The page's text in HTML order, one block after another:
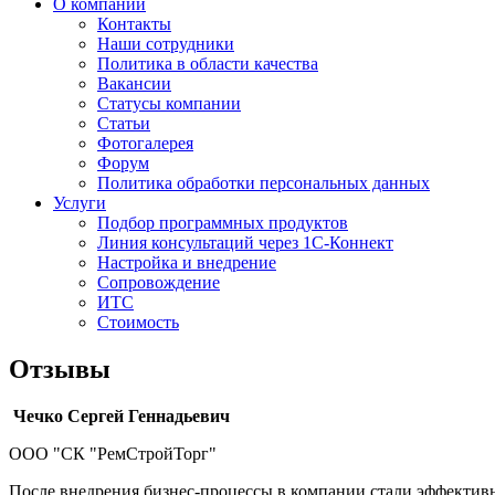
О компании
Контакты
Наши сотрудники
Политика в области качества
Вакансии
Cтатусы компании
Статьи
Фотогалерея
Форум
Политика обработки персональных данных
Услуги
Подбор программных продуктов
Линия консультаций через 1С-Коннект
Настройка и внедрение
Сопровождение
ИТС
Стоимость
Отзывы
Чечко Сергей Геннадьевич
ООО "СК "РемСтройТорг"
После внедрения бизнес-процессы в компании стали